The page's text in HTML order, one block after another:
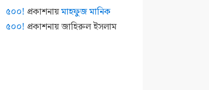
৫০০! প্রকাশনায়মাহফুজ মানিক
৫০০! প্রকাশনায়জাহিরুল ইসলাম